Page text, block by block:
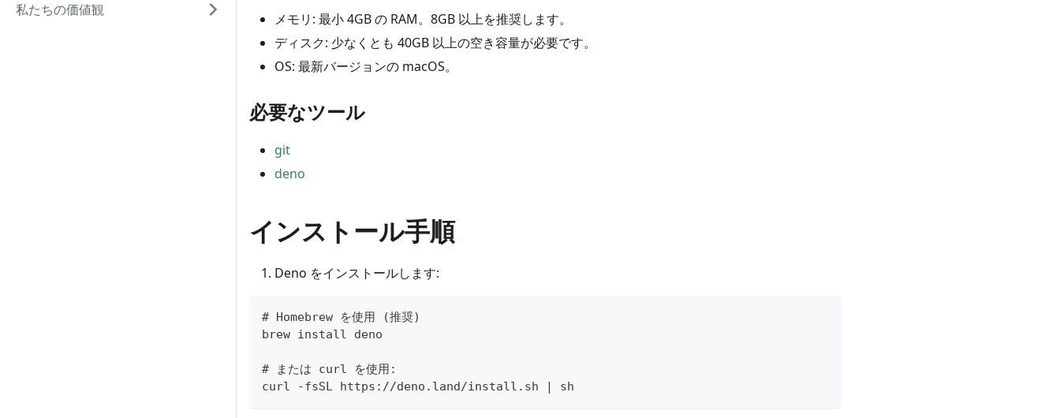
私たちの価値観
メモリ: 最小 4GB の RAM。8GB 以上を推奨します。
ディスク: 少なくとも 40GB 以上の空き容量が必要です。
OS: 最新バージョンの macOS。
必要なツール
git
deno
インストール手順
Deno をインストールします:
# Homebrew を使用 (推奨)
brew install deno
# または curl を使用:
curl -fsSL https://deno.land/install.sh | sh